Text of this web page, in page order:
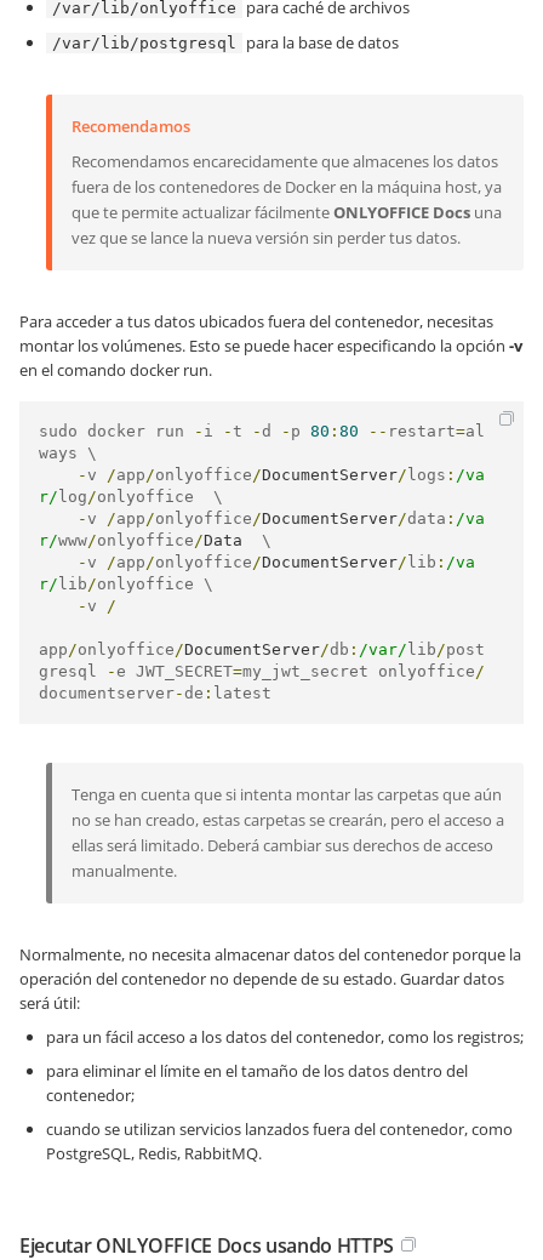
/var/lib/onlyoffice para caché de archivos
/var/lib/postgresql para la base de datos
Recomendamos
Recomendamos encarecidamente que almacenes los datos
fuera de los contenedores de Docker en la máquina host, ya
que te permite actualizar fácilmenteONLYOFFICE Docs una
vez que se lance la nueva versión sin perder tus datos.
Para acceder a tus datos ubicados fuera del contenedor, necesitas
montar los volúmenes. Esto se puede hacer especificando la opción -v
en el comando docker run.
sudo docker run - i -t -d - p 80 : 80 -- restart=al
ways \
-v /app/onlyoffice/DocumentServer/ logs : /va
r/ log/onlyoffice  \
-v /app/onlyoffice/DocumentServer/data : /va
r/www/onlyoffice/Data
  \
-v /app/onlyoffice/DocumentServer/ lib : /va
r/ lib/onlyoffice \
-v /
app/onlyoffice/DocumentServer/db : /var/ lib/post
gresql
-e JWT_SECRET=my_jwt_secret onlyoffice/
documentserver-de : latest
Tenga en cuenta que si intenta montar las carpetas que aún
no se han creado, estas carpetas se crearán, pero el acceso a
ellas será limitado. Deberá cambiar sus derechos de acceso
manualmente.
Normalmente, no necesita almacenar datos del contenedor porque la
operación del contenedor no depende de su estado. Guardar datos
será útil:
para un fácil acceso a los datos del contenedor, como los registros;
para eliminar el límite en el tamaño de los datos dentro del
contenedor;
cuando se utilizan servicios lanzados fuera del contenedor, como
PostgreSQL, Redis, RabbitMQ.
Ejecutar ONLYOFFICE Docs usando HTTPS